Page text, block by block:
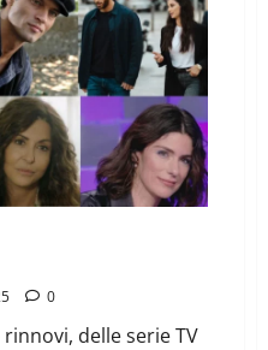
0
delle serie TV